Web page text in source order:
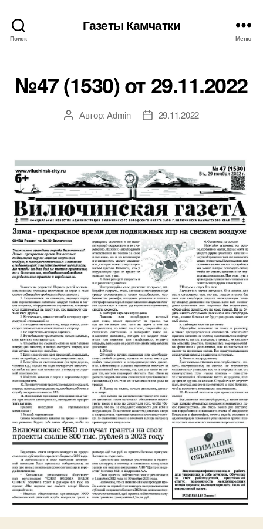
Поиск
Газеты Камчатки
Меню
№47 (1530) от 29.11.2022
АвторАвтор:Admin
Дата29.11.2022